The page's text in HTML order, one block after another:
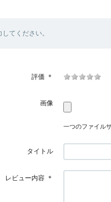
てください。
評価 ＊
画像
一つのファイル
タイトル
レビュー内容 ＊